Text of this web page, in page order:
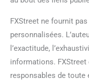
FXStreet ne fournit
personnalisées.
l’exactitude,
informations. FXStreet
responsables de toute